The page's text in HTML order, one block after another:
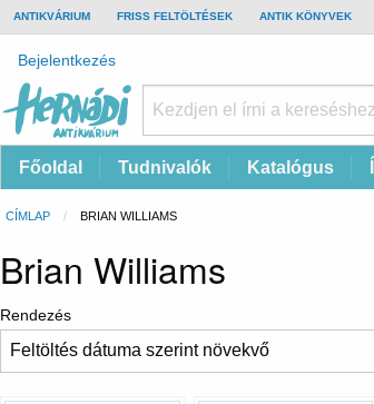
TOP
BAR
ANTIKVÁRIUM FRISS FELTÖLTÉSEK ANTIK KÖNYVEK
Felhasználói
fiók
menüje
Bejelentkezés
Antikvárium
Online
Fő
navigáció
Főoldal Tudnivalók Katalógus
Morzsa
CÍMLAP CURRENT:
BRIAN WILLIAMS
Brian Williams
Rendezés